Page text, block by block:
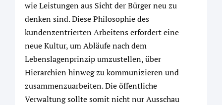
wie Leistungen aus Sicht der Bürger neu zu
denken sind. Diese Philosophie des
kundenzentrierten Arbeitens erfordert eine
neue Kultur, um Abläufe nach dem
Lebenslagenprinzip umzustellen, über
Hierarchien hinweg zu kommunizieren und
zusammenzuarbeiten. Die öffentliche
Verwaltung sollte somit nicht nur Ausschau